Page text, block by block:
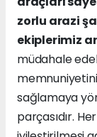
zorlu arazi
ekiplerimiz
müdahale
sağlamaya
parçasıdır.